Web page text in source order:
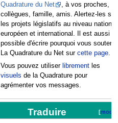
Quadrature du Net
, à vos proches,
collègues, famille, amis. Alertez-les sur
les projets législatifs au niveau
européen et international. Il est aussi
possible d'écrire pourquoi vous
La Quadrature du Net surcette page
Vous pouvez utiliser librement les
visuels de la Quadrature pour
agrémenter vos messages.
Traduire [